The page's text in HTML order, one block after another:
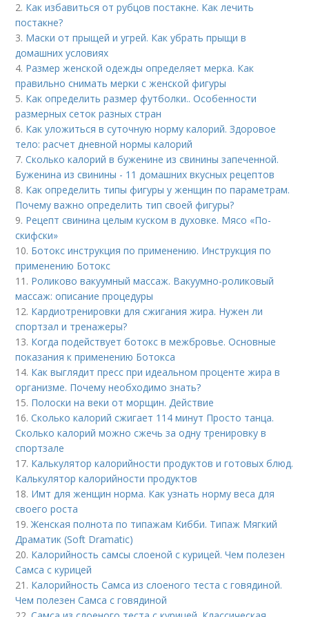
2. Как избавиться от рубцов постакне. Как лечить
постакне?
3. Маски от прыщей и угрей. Как убрать прыщи в
домашних условиях
4. Размер женской одежды определяет мерка. Как
правильно снимать мерки с женской фигуры
5. Как определить размер футболки.. Особенности
размерных сеток разных стран
6. Как уложиться в суточную норму калорий. Здоровое
тело: расчет дневной нормы калорий
7.Сколько калорий в буженине из свинины запеченной.
Буженина из свинины - 11 домашних вкусных рецептов
8. Как определить типы фигуры у женщин по параметрам.
Почему важно определить тип своей фигуры?
9. Рецепт свинина целым куском в духовке. Мясо «По-
скифски»
10. Ботокс инструкция по применению. Инструкция по
применению Ботокс
11. Роликово вакуумный массаж. Вакуумно-роликовый
массаж: описание процедуры
12. Кардиотренировки для сжигания жира. Нужен ли
спортзал и тренажеры?
13. Когда подействует ботокс в межбровье. Основные
показания к применению Ботокса
14. Как выглядит пресс при идеальном проценте жира в
организме. Почему необходимо знать?
15. Полоски на веки от морщин. Действие
16.Сколько калорий сжигает 114 минут Просто танца.
Сколько калорий можно сжечь за одну тренировку в
спортзале
17. Калькулятор калорийности продуктов и готовых блюд.
Калькулятор калорийности продуктов
18. Имт для женщин норма. Как узнать норму веса для
своего роста
19.Женская полнота по типажам Кибби. Типаж Мягкий
Драматик (Soft Dramatic)
20. Калорийность самсы слоеной с курицей. Чем полезен
Самса с курицей
21. Калорийность Самса из слоеного теста с говядиной.
Чем полезен Самса с говядиной